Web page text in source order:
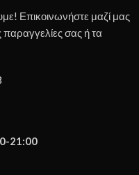
Επικοινωνήστε μαζί μας
παραγγελίες σας ή τα
21:00